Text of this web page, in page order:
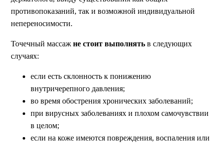
противопоказаний, так и возможной индивидуальной
непереносимости.
Точечный массаж не стоит выполнять в следующих
случаях:
если есть склонность к понижению
внутричерепного давления;
во время обострения хронических заболеваний;
при вирусных заболеваниях и плохом самочувствии
в целом;
если на коже имеются повреждения, воспаления или